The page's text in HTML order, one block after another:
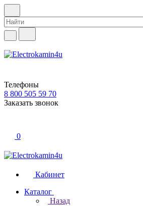
Телефоны
8 800 505 59 70
Заказать звонок
0
Кабинет
Каталог
Назад